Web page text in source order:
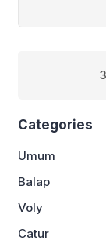
Categories
Umum
Balap
Voly
Catur